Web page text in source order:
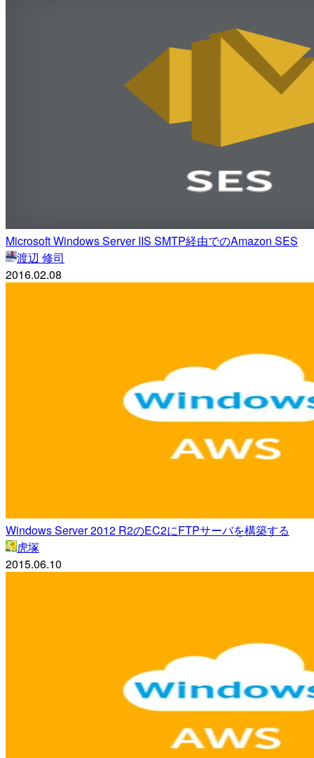
Microsoft Windows Server IIS SMTP経由でのAmazon SES
渡辺 修司
2016.02.08
Windows Server 2012 R2のEC2にFTPサーバを構築する
虎塚
2015.06.10